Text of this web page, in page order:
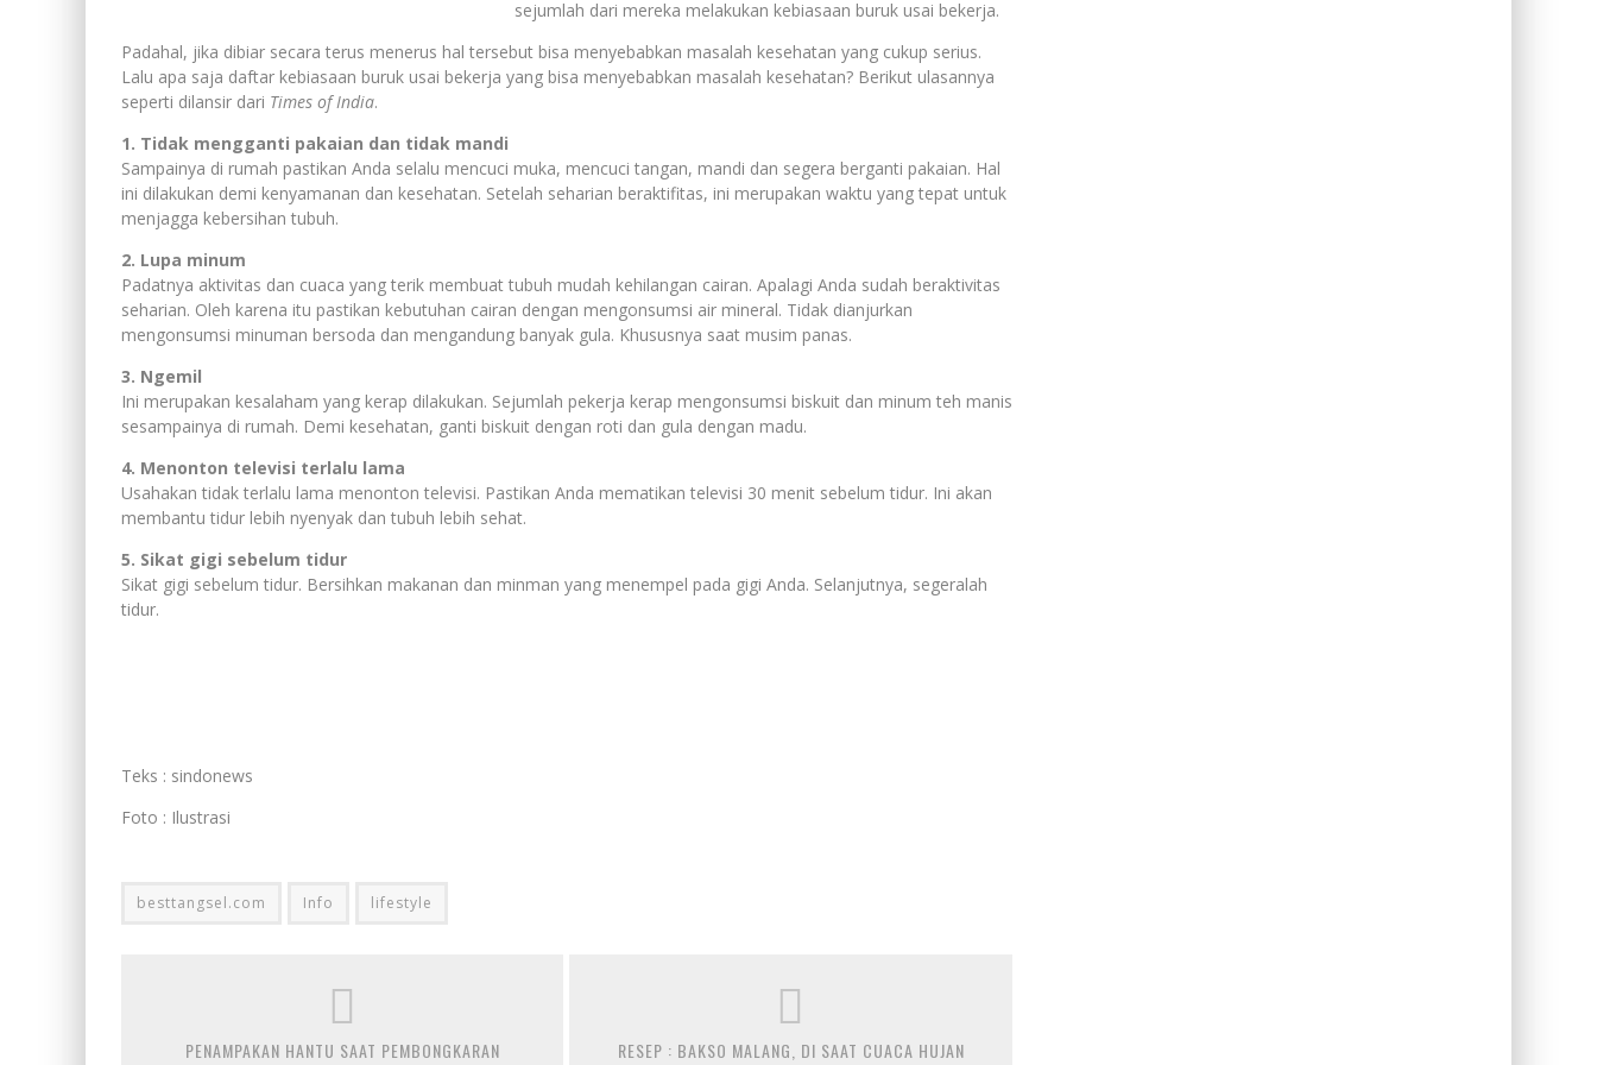
sejumlah dari mereka melakukan kebiasaan buruk usai bekerja.
Padahal, jika dibiar secara terus menerus hal tersebut bisa menyebabkan masalah kesehatan yang cukup serius.
Lalu apa saja daftar kebiasaan buruk usai bekerja yang bisa menyebabkan masalah kesehatan? Berikut ulasannya
seperti dilansir dari Times of India.
1. Tidak mengganti pakaian dan tidak mandi
Sampainya di rumah pastikan Anda selalu mencuci muka, mencuci tangan, mandi dan segera berganti pakaian. Hal
ini dilakukan demi kenyamanan dan kesehatan. Setelah seharian beraktifitas, ini merupakan waktu yang tepat untuk
menjagga kebersihan tubuh.
2. Lupa minum
Padatnya aktivitas dan cuaca yang terik membuat tubuh mudah kehilangan cairan. Apalagi Anda sudah beraktivitas
seharian. Oleh karena itu pastikan kebutuhan cairan dengan mengonsumsi air mineral. Tidak dianjurkan
mengonsumsi minuman bersoda dan mengandung banyak gula. Khususnya saat musim panas.
3. Ngemil
Ini merupakan kesalaham yang kerap dilakukan. Sejumlah pekerja kerap mengonsumsi biskuit dan minum teh manis
sesampainya di rumah. Demi kesehatan, ganti biskuit dengan roti dan gula dengan madu.
4. Menonton televisi terlalu lama
Usahakan tidak terlalu lama menonton televisi. Pastikan Anda mematikan televisi 30 menit sebelum tidur. Ini akan
membantu tidur lebih nyenyak dan tubuh lebih sehat.
5. Sikat gigi sebelum tidur
Sikat gigi sebelum tidur. Bersihkan makanan dan minman yang menempel pada gigi Anda. Selanjutnya, segeralah
tidur.
Teks : sindonews
Foto : Ilustrasi
besttangsel.com Info lifestyle
PENAMPAKAN HANTU SAAT PEMBONGKARAN
RESEP : BAKSO MALANG, DI SAAT CUACA HUJAN